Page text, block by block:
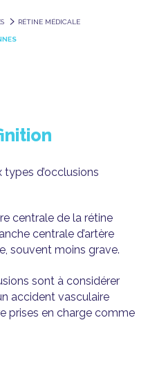
RÉTINE MÉDICALE
d’occlusions
centrale de la rétine
centrale d’artère
souvent moins grave.
sont à considérer
accident vasculaire
prises en charge comme